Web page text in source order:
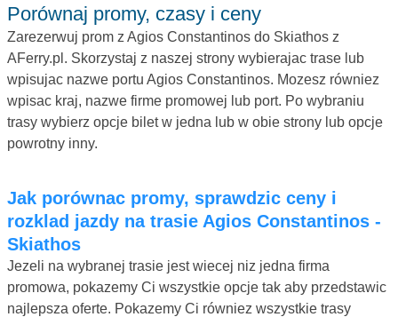
Porównaj promy, czasy i ceny
Zarezerwuj prom z Agios Constantinos do Skiathos z
AFerry.pl. Skorzystaj z naszej strony wybierajac trase lub
wpisujac nazwe portu Agios Constantinos. Mozesz równiez
wpisac kraj, nazwe firme promowej lub port. Po wybraniu
trasy wybierz opcje bilet w jedna lub w obie strony lub opcje
powrotny inny.
Jak porównac promy, sprawdzic ceny i
rozklad jazdy na trasie Agios Constantinos -
Skiathos
Jezeli na wybranej trasie jest wiecej niz jedna firma
promowa, pokazemy Ci wszystkie opcje tak aby przedstawic
najlepsza oferte. Pokazemy Ci równiez wszystkie trasy